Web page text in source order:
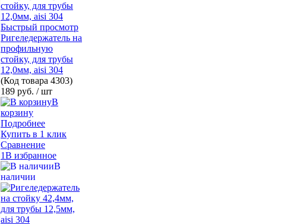
Быстрый просмотр
Ригеледержатель на
профильную
стойку, для трубы
12,0мм, aisi 304
(Код товара 4303)
189 руб. / шт
В
корзину
Подробнее
Купить в 1 клик
Сравнение
1В избранное
В
наличии